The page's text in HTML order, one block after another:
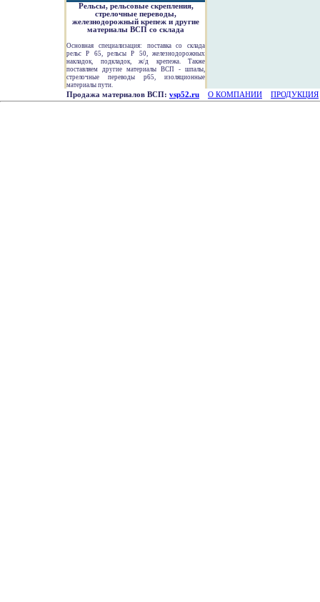
Рельсы, рельсовые скрепления,
стрелочные переводы,
железнодорожный крепеж и другие
материалы ВСП со склада
Основная специализация: поставка со склада
рельс Р 65, рельсы Р 50, железнодорожных
накладок, подкладок, ж/д крепежа. Также
поставляем другие материалы ВСП - шпалы,
стрелочные переводы р65, изоляционные
материалы пути.
Продажа материалов ВСП: vsp52.ru О КОМПАНИИ ПРОДУКЦИЯ